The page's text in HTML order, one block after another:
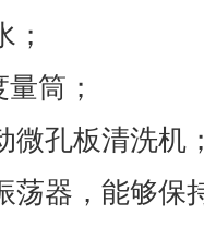
筒；
微孔板清洗机
荡器，能够保